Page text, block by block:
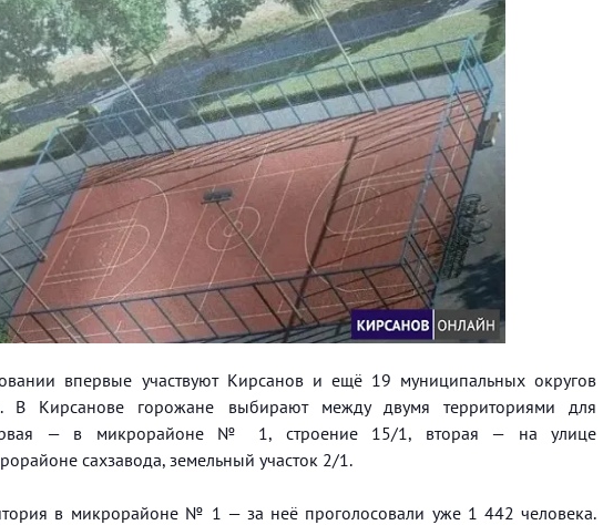
впервые участвуют Кирсанов и ещё 19 муниципальных округов
В Кирсанове горожане выбирают между двумя территориями для
Первая — в микрорайоне № 1, строение 15/1, вторая — на улице
сахзавода, земельный участок 2/1.
в микрорайоне № 1 — за неё проголосовали уже 1 442 человека.